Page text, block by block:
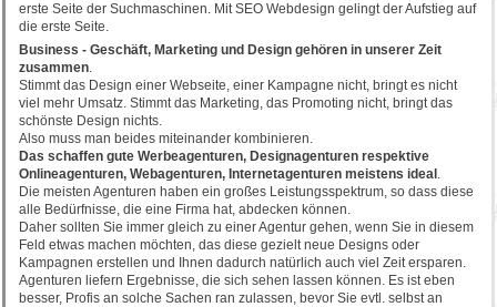
erste Seite der Suchmaschinen. Mit SEO Webdesign gelingt der Aufstieg auf
die erste Seite.
Business - Geschäft, Marketing und Design gehören in unserer Zeit
zusammen.
Stimmt das Design einer Webseite, einer Kampagne nicht, bringt es nicht
viel mehr Umsatz. Stimmt das Marketing, das Promoting nicht, bringt das
schönste Design nichts.
Also muss man beides miteinander kombinieren.
Das schaffen gute Werbeagenturen, Designagenturen respektive
Onlineagenturen, Webagenturen, Internetagenturen meistens ideal .
Die meisten Agenturen haben ein großes Leistungsspektrum, so dass diese
alle Bedürfnisse, die eine Firma hat, abdecken können.
Daher sollten Sie immer gleich zu einer Agentur gehen, wenn Sie in diesem
Feld etwas machen möchten, das diese gezielt neue Designs oder
Kampagnen erstellen und Ihnen dadurch natürlich auch viel Zeit ersparen.
Agenturen liefern Ergebnisse, die sich sehen lassen können. Es ist eben
besser, Profis an solche Sachen ran zulassen, bevor Sie evtl. selbst an